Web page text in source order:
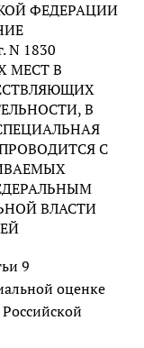
ФЕДЕРАЦИИ
N 1830
МЕСТ В
В
С
ВЛАСТИ
9
оценке